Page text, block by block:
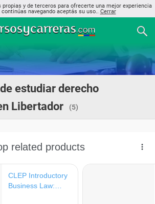
y de terceros para ofrecerte una mejor experiencia
navegando aceptás su uso.. Cerrar
estudiar derecho
Libertador
(5)